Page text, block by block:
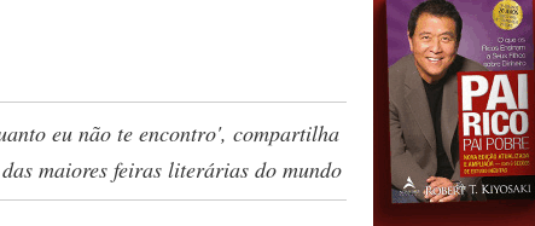
eu não te encontro', compartilha
maiores feiras literárias do mundo